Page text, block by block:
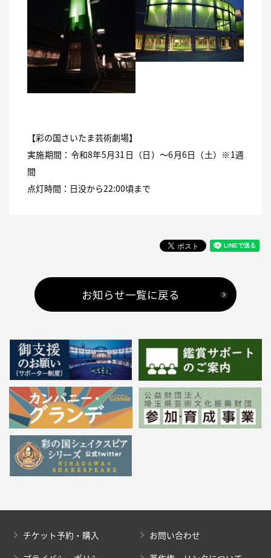
【彩の国さいたま芸術劇場】
実施期間：令和8年5月31日（日）～6月6日（土）※1週
間
点灯時間：日没から22:00頃まで
お知らせ一覧に戻る
チケット予約・購入
お問い合わせ